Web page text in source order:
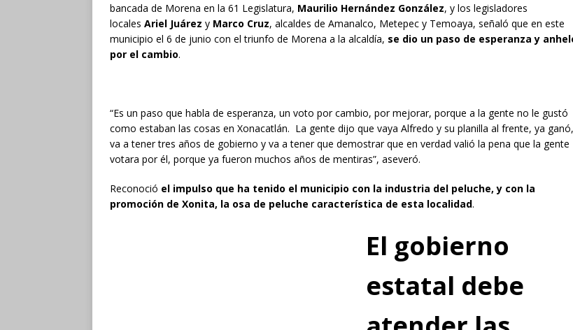
bancada de Morena en la 61 Legislatura, Maurilio Hernández González, y los legisladores
locales Ariel Juárez y Marco Cruz, alcaldes de Amanalco, Metepec y Temoaya, señaló que en este
municipio el 6 de junio con el triunfo de Morena a la alcaldía, se dio un paso de esperanza y
por el cambio.
“Es un paso que habla de esperanza, un voto por cambio, por mejorar, porque a la gente no le gustó
como estaban las cosas en Xonacatlán. La gente dijo que vaya Alfredo y su planilla al frente, ya ganó,
va a tener tres años de gobierno y va a tener que demostrar que en verdad valió la pena que la gente
votara por él, porque ya fueron muchos años de mentiras”, aseveró.
Reconoció el impulso que ha tenido el municipio con la industria del peluche, y con la
promoción de Xonita, la osa de peluche característica de esta localidad.
El gobierno
estatal debe